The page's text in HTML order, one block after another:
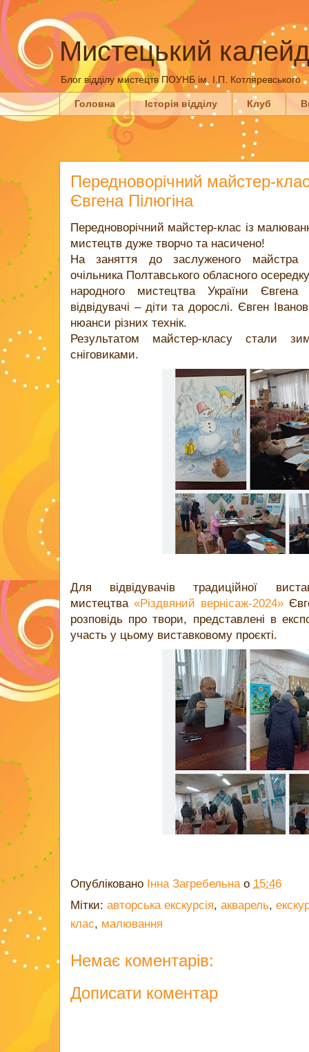
Мистецький
Блог відділу мистецтв ПОУНБ ім. І.П. Котляревського
Головна Історія відділу Клуб
Передноворічний майстер-
Євгена Пілюгіна
Передноворічний майстер-клас із
мистецтв дуже творчо та насичено!
На заняття до заслуженого майстра
очільника Полтавського обласного
народного мистецтва України Євгена
відвідувачі – діти та дорослі. Євген
нюанси різних технік.
Результатом майстер-класу стали
сніговиками.
Для відвідувачів традиційної
мистецтва «Різдвяний вернісаж-2024»
розповідь про твори, представлені в
участь у цьому виставковому проєкті.
Опубліковано Інна Загребельна о 15:46
Мітки: авторська екскурсія, акварель,
клас, малювання
Немає коментарів:
Дописати коментар